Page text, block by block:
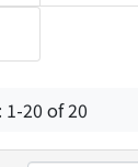
20 of 20